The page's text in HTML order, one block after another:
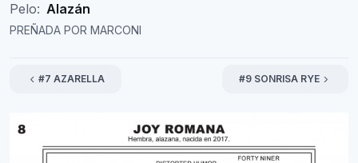
Pelo: Alazán
PREÑADA POR MARCONI
#7 AZARELLA #9 SONRISA RYE